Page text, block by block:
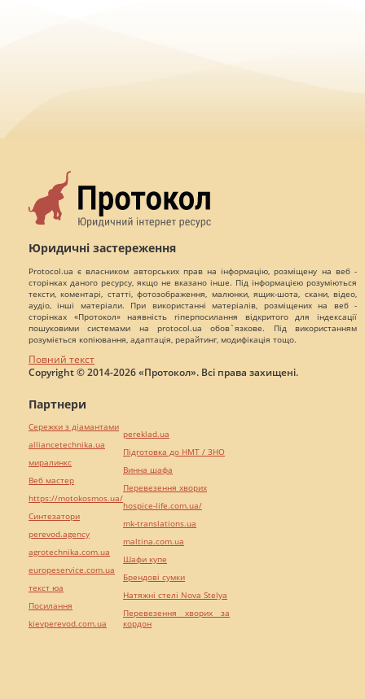
Юридичні застереження
Protocol.ua є власником авторських прав на інформацію, розміщену на веб -
сторінках даного ресурсу, якщо не вказано інше. Під інформацією розуміються
тексти, коментарі, статті, фотозображення, малюнки, ящик-шота, скани, відео,
аудіо, інші матеріали. При використанні матеріалів, розміщених на веб -
сторінках «Протокол» наявність гіперпосилання відкритого для індексації
пошуковими системами на protocol.ua обов`язкове. Під використанням
розуміється копіювання, адаптація, рерайтинг, модифікація тощо.
Повний текст
Copyright © 2014-2026 «Протокол». Всі права захищені.
Партнери
Сережки з діамантами
alliancetechnika.ua
миралинкс
Веб мастер
https://motokosmos.ua/
Синтезатори
perevod.agency
agrotechnika.com.ua
europeservice.com.ua
текст юа
Посилання
kievperevod.com.ua
pereklad.ua
Підготовка до НМТ / ЗНО
Винна шафа
Перевезення хворих
hospice-life.com.ua/
mk-translations.ua
maltina.com.ua
Шафи купе
Брендові сумки
Натяжні стелі Nova Stelya
Перевезення хворих за
кордон